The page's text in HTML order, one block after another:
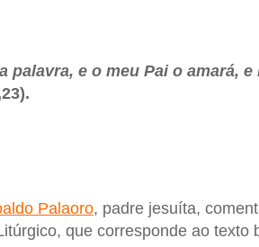
palavra, e o meu Pai o amará,
Palaoro, padre jesuíta,
que corresponde ao texto